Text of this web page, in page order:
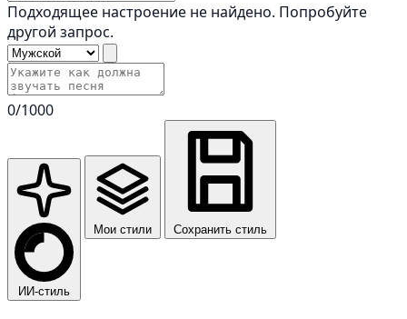
Подходящее настроение не найдено. Попробуйте
другой запрос.
0/1000
ИИ-стиль
Мои стили Сохранить стиль